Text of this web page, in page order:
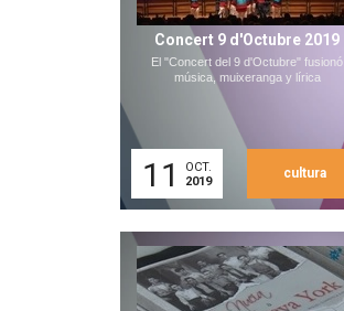
Concert 9 d'Octubre 2019
El "Concert del 9 d'Octubre" fusionó
música, muixeranga y lírica
11
OCT.
2019
cultura